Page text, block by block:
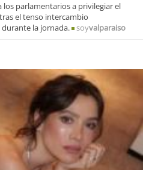
los parlamentarios a privilegiar el
el tenso intercambio
la jornada.
soyvalparaiso